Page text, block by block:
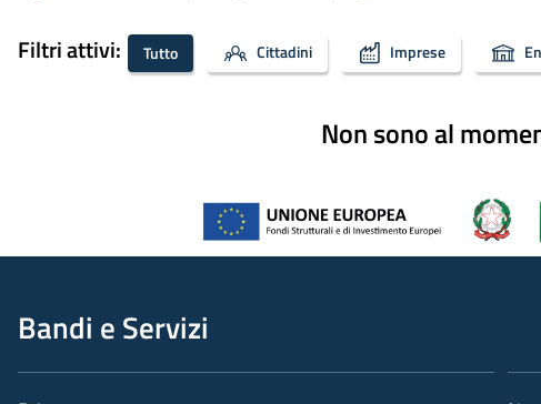
Filtri attivi: Tutto Cittadini Imprese
Non sono al
Bandi e Servizi